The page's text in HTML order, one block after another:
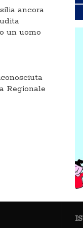
ancora
un uomo
Regionale